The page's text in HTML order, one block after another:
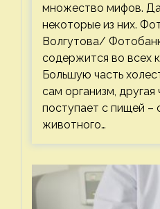
множество мифов.
некоторые из них.
Волгутова/
содержится во всех
Большую часть
сам организм, другая
поступает с пищей –
животного…